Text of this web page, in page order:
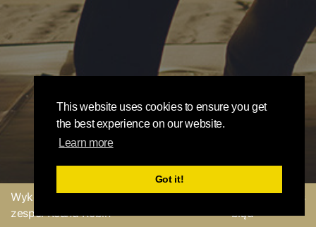
This website uses cookies to ensure you get
the best experience on our website.
Learn more
Got it!
Wykonane z
przez
zespół Round Robin
Wyślij opinię lub zgłoś
błąd